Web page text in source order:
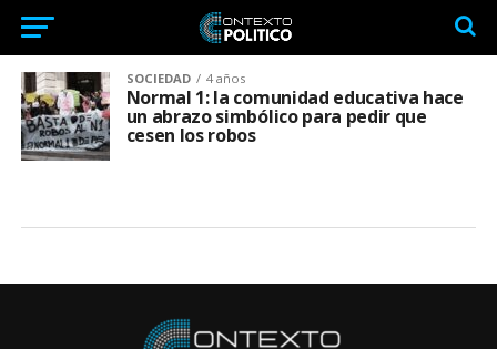
SOCIEDAD 4 años
Normal 1: la comunidad educativa hace
un abrazo simbólico para pedir que
cesen los robos